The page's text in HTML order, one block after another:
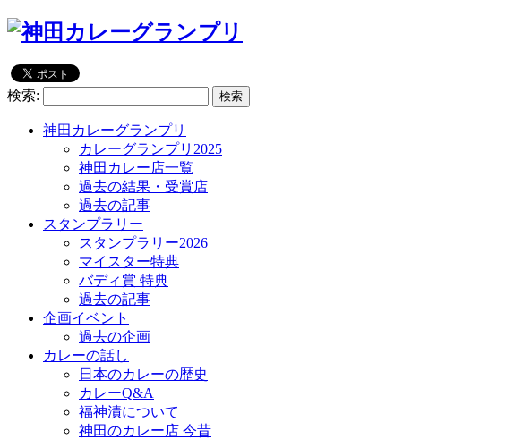
検索:
神田カレーグランプリ
カレーグランプリ2025
神田カレー店一覧
過去の結果・受賞店
過去の記事
スタンプラリー
スタンプラリー2026
マイスター特典
バディ賞 特典
過去の記事
企画イベント
過去の企画
カレーの話し
日本のカレーの歴史
カレーQ&A
福神漬について
神田のカレー店 今昔